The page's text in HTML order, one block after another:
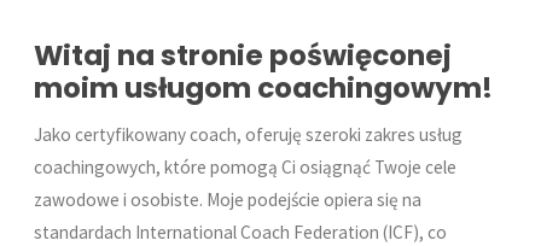
Witaj na stronie poświęconej
moim usługom coachingowym!
Jako certyfikowany coach, oferuję szeroki zakres usług
coachingowych, które pomogą Ci osiągnąć Twoje cele
zawodowe i osobiste. Moje podejście opiera się na
standardach International Coach Federation (ICF), co